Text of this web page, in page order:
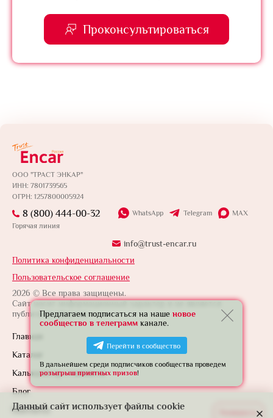
Проконсультироваться
ООО "ТРАСТ ЭНКАР"
ИНН: 7801739565
ОГРН: 1257800005924
Политика конфиденциальности
Пользовательское соглашение
2026 © Все права защищены.
Сайт носит информационный характер и не является
публичной офертой.
Главная
Каталог
Калькулятор стоимости
Блог
Контакты
8 (800) 444-00-32
Горячая линия
WhatsApp Telegram MAX
info@trust-encar.ru
Данный сайт использует файлы cookie
Предлагаем подписаться на наше новое
сообщество в телеграмм канале.
Перейти в сообщество
В дальнейшем среди подписчиков сообщества проведем
розыгрыш приятных призов!
Развернуть